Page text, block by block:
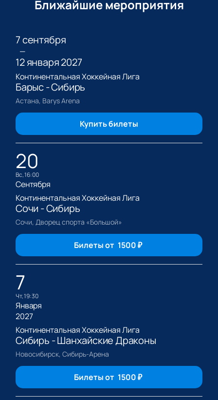
Ближайшие мероприятия
7 сентября
—
12 января 2027
Континентальная Хоккейная Лига
Барыс - Сибирь
Астана, Barys Arena
Купить билеты
20
вс, 16:00
Сентября
Континентальная Хоккейная Лига
Сочи - Сибирь
Сочи, Дворец спорта «Большой»
Билеты от 1500₽
7
чт, 19:30
Января
2027
Континентальная Хоккейная Лига
Сибирь - Шанхайские Драконы
Новосибирск, Сибирь-Арена
Билеты от 1500₽